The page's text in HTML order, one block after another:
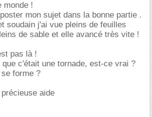
monde !
mon sujet dans la bonne partie .
soudain j'ai vue pleins de feuilles
de sable et elle avancé très vite !
pas là !
c'était une tornade, est-ce vrai ?
forme ?
aide